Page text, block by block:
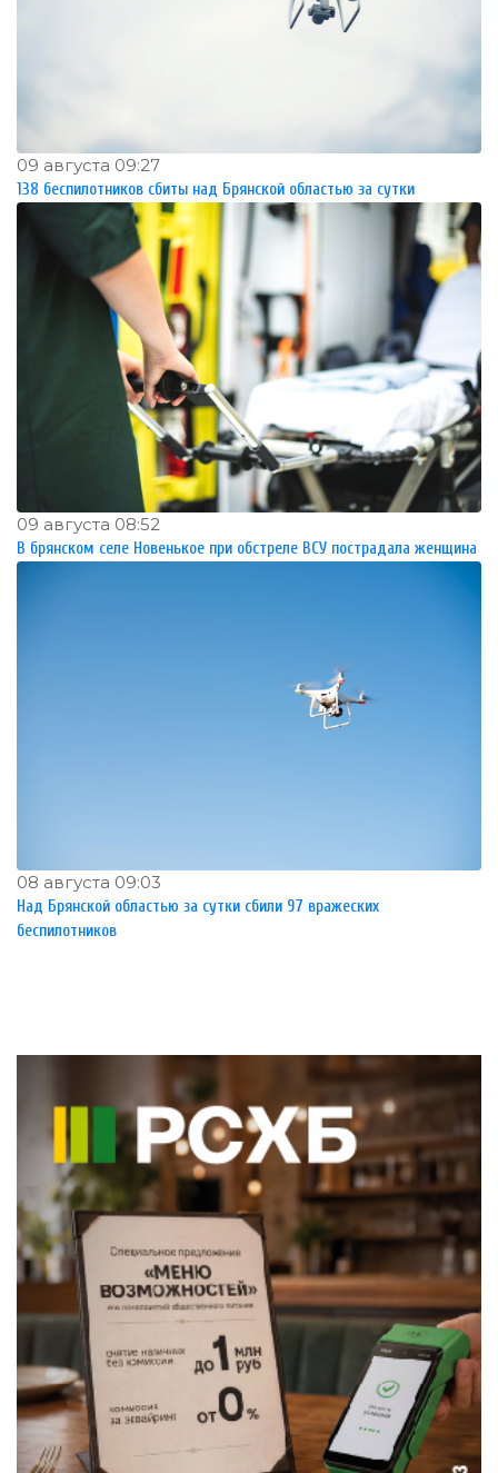
09 августа 09:27
138 беспилотников сбиты над Брянской областью за сутки
09 августа 08:52
В брянском селе Новенькое при обстреле ВСУ пострадала женщина
08 августа 09:03
Над Брянской областью за сутки сбили 97 вражеских
беспилотников